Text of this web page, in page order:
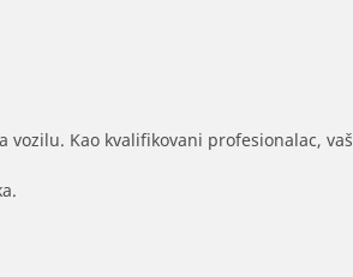
Kao kvalifikovani profesionalac, vaš